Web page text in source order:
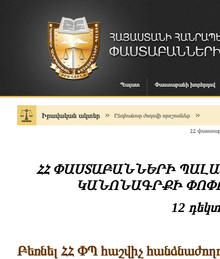
Պալատ Փաստաբանի խորհրդով
Իրավական ակտեր Ընդհանուր ժողովի որոշումներ
ՀՀ
ՀՀ ՓԱՍՏԱԲԱՆՆԵՐԻ
ԿԱՆՈՆԱԳՐՔԻ
12
Բեռնել ՀՀ ՓՊ հաշվիչ